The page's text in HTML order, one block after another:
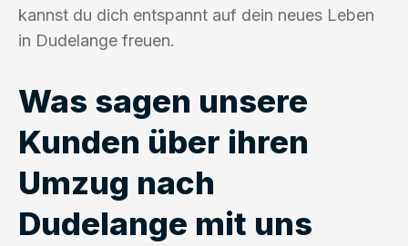
kannst du dich entspannt auf dein neues Leben
in Dudelange freuen.
Was sagen unsere
Kunden über ihren
Umzug nach
Dudelange mit uns